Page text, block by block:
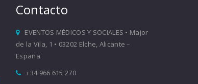
Contacto
EVENTOS MÉDICOS Y SOCIALES • Major
de la Vila, 1 • 03202 Elche, Alicante –
España
+34 966 615 270